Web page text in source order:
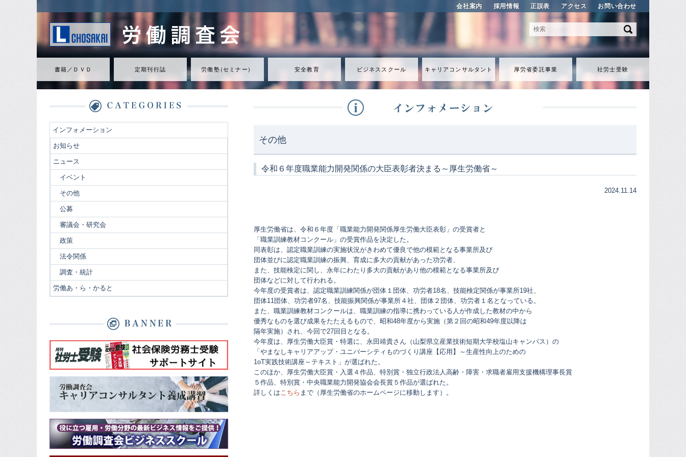
会社案内 採用情報 正誤表 アクセス お問い合わせ
書籍／ＤＶＤ 定期刊行誌 労働塾（セミナ ー ） 安全教育 ビジネススクール キャリアコンサルタント 厚労省委託事業 社労士受験
その他
令和６年度職業能力開発関係の大臣表彰者決まる～厚生労働省～
2024.11.14
厚生労働省は、令和６年度「職業能力開発関係厚生労働大臣表彰」の受賞者と
「職業訓練教材コンクール」の受賞作品を決定した。
同表彰は、認定職業訓練の実施状況がきわめて優良で他の模範となる事業所及び
団体並びに認定職業訓練の振興、育成に多大の貢献があった功労者、
また、技能検定に関し、永年にわたり多大の貢献があり他の模範となる事業所及び
団体などに対して行われる。
今年度の受賞者は、認定職業訓練関係が団体１団体、功労者18名、技能検定関係が事業所19社、
団体11団体、功労者97名、技能振興関係が事業所４社、団体２団体、功労者１名となっている。
また、職業訓練教材コンクールは、職業訓練の指導に携わっている人が作成した教材の中から
優秀なものを選び成果をたたえるもので、昭和48年度から実施（第２回の昭和49年度以降は
隔年実施）され、今回で27回目となる。
今年度は、厚生労働大臣賞・特選に、永田靖貴さん（山梨県立産業技術短期大学校塩山キャンパス）の
「やまなしキャリアアップ・ユニバーシティものづくり講座【応用】～生産性向上のための
1oT実践技術講座～テキスト」が選ばれた。
このほか、厚生労働大臣賞・入選４作品、特別賞・独立行政法人高齢・障害・求職者雇用支援機構理事長賞
５作品、特別賞・中央職業能力開発協会会長賞５作品が選ばれた。
詳しくはこちら まで（厚生労働省のホームページに移動します）。
インフォメーション
お知らせ
ニュース
イベント
その他
公募
審議会・研究会
政策
法令関係
調査・統計
労働あ・ら・かると